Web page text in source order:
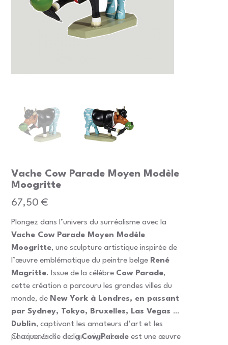
Vache Cow Parade Moyen Modèle
Moogritte
Prix
67,50 €
Plongez dans l’univers du surréalisme avec la
Vache Cow Parade Moyen Modèle
Moogritte, une sculpture artistique inspirée de
l’œuvre emblématique du peintre belge René
Magritte. Issue de la célèbre Cow Parade,
cette création a parcouru les grandes villes du
monde, de New York à Londres, en passant
par Sydney, Tokyo, Bruxelles, Las Vegas et
Dublin, captivant les amateurs d’art et les
passionnés de design original.
Chaque vache de laCow Parade est une œuvre